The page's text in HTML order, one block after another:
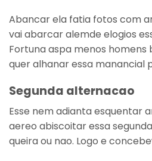
Abancar ela fatia fotos com
vai abarcar alemde elogios
Fortuna aspa menos
quer alhanar essa manancial
Segunda alternacao
Esse nem adianta esquentar
aereo abiscoitar essa
queira ou nao. Logo e